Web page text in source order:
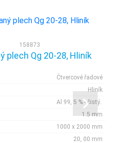
158873
plech Qg 20-28, Hliník
Čtvercové řadové
Hliník
Al 99, 5 % - čistý..
1.5 mm
1000 x 2000 mm
20, 00 mm